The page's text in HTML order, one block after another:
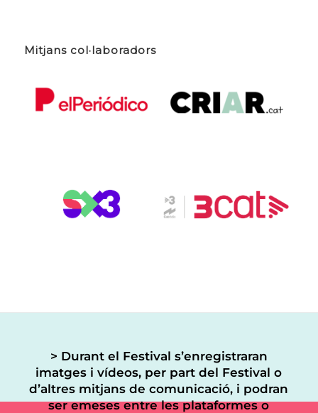
Mitjans col·laboradors
> Durant el Festival s’enregistraran
imatges i vídeos, per part del Festival o
d’altres mitjans de comunicació, i podran
ser emeses entre les plataformes o